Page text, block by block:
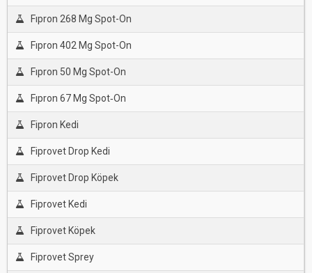
Fıpron 268 Mg Spot-On
Fıpron 402 Mg Spot-On
Fıpron 50 Mg Spot-On
Fıpron 67 Mg Spot‐On
Fipron Kedi
Fiprovet Drop Kedi
Fiprovet Drop Köpek
Fiprovet Kedi
Fiprovet Köpek
Fiprovet Sprey